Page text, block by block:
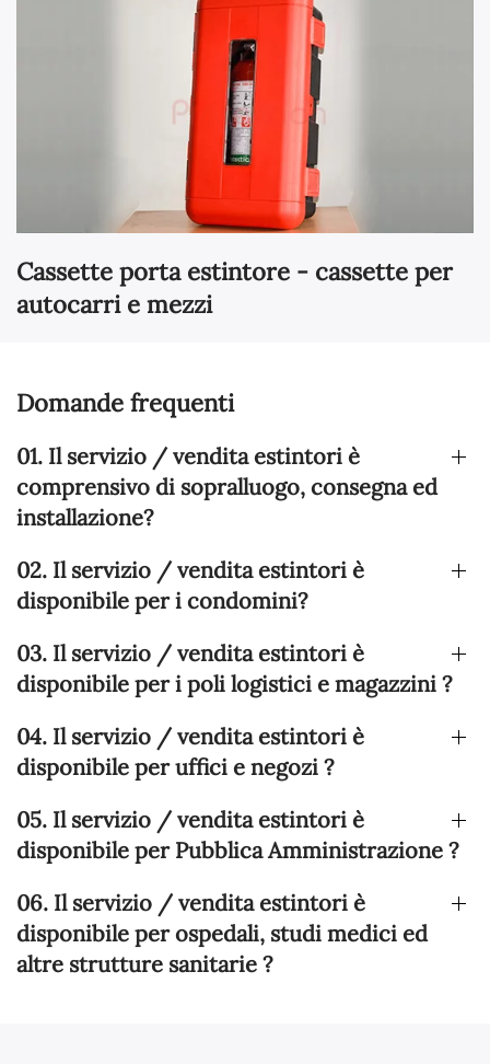
Cassette porta estintore - cassette per
autocarri e mezzi
Domande frequenti
01. Il servizio / vendita estintori è
comprensivo di sopralluogo, consegna ed
installazione?
02. Il servizio / vendita estintori è
disponibile per i condomini?
03. Il servizio / vendita estintori è
disponibile per i poli logistici e magazzini ?
04. Il servizio / vendita estintori è
disponibile per uffici e negozi ?
05. Il servizio / vendita estintori è
disponibile per Pubblica Amministrazione ?
06. Il servizio / vendita estintori è
disponibile per ospedali, studi medici ed
altre strutture sanitarie ?